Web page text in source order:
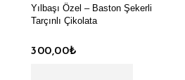
Yılbaşı Özel – Baston Şekerli
Tarçınlı Çikolata
300,00₺